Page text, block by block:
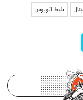
بلیط اتوبوس